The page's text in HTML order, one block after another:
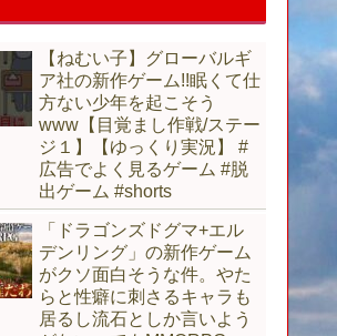
【ねむい子】グローバルギ
ア社の新作ゲーム!!眠くて仕
方ない少年を起こそう
www【目覚まし作戦/ステー
ジ１】【ゆっくり実況】 #
広告でよく見るゲーム #脱
出ゲーム #shorts
「ドラゴンズドグマ+エル
デンリング」の新作ゲーム
がクソ面白そうな件。やた
らと性癖に刺さるキャラも
居るし流石としか言いよう